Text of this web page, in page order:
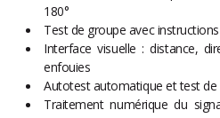
180°
Test de groupe avec
Interface visuelle : distance,
enfouies
Autotest automatique et test
Traitement numérique du